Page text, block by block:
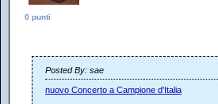
0 punti
Posted By: sae
nuovo Concerto a Campione d'Italia